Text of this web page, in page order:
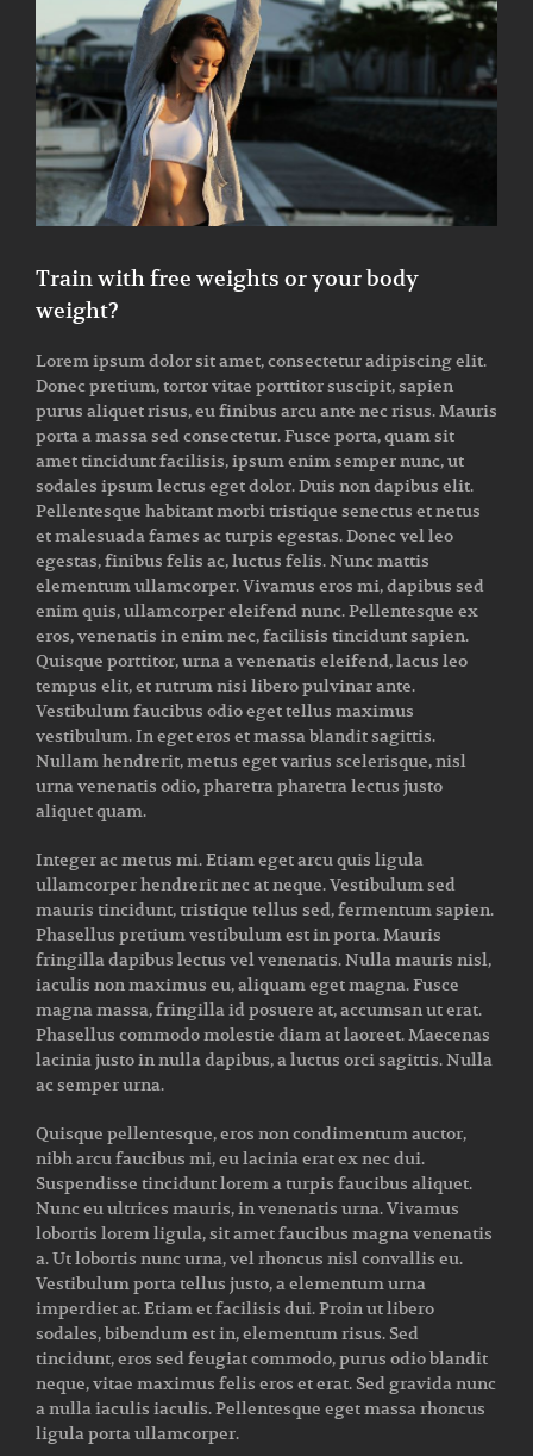
Larger
Image
Train with free weights or your body
weight?
Lorem ipsum dolor sit amet, consectetur adipiscing elit.
Donec pretium, tortor vitae porttitor suscipit, sapien
purus aliquet risus, eu finibus arcu ante nec risus. Mauris
porta a massa sed consectetur. Fusce porta, quam sit
amet tincidunt facilisis, ipsum enim semper nunc, ut
sodales ipsum lectus eget dolor. Duis non dapibus elit.
Pellentesque habitant morbi tristique senectus et netus
et malesuada fames ac turpis egestas. Donec vel leo
egestas, finibus felis ac, luctus felis. Nunc mattis
elementum ullamcorper. Vivamus eros mi, dapibus sed
enim quis, ullamcorper eleifend nunc. Pellentesque ex
eros, venenatis in enim nec, facilisis tincidunt sapien.
Quisque porttitor, urna a venenatis eleifend, lacus leo
tempus elit, et rutrum nisi libero pulvinar ante.
Vestibulum faucibus odio eget tellus maximus
vestibulum. In eget eros et massa blandit sagittis.
Nullam hendrerit, metus eget varius scelerisque, nisl
urna venenatis odio, pharetra pharetra lectus justo
aliquet quam.
Integer ac metus mi. Etiam eget arcu quis ligula
ullamcorper hendrerit nec at neque. Vestibulum sed
mauris tincidunt, tristique tellus sed, fermentum sapien.
Phasellus pretium vestibulum est in porta. Mauris
fringilla dapibus lectus vel venenatis. Nulla mauris nisl,
iaculis non maximus eu, aliquam eget magna. Fusce
magna massa, fringilla id posuere at, accumsan ut erat.
Phasellus commodo molestie diam at laoreet. Maecenas
lacinia justo in nulla dapibus, a luctus orci sagittis. Nulla
ac semper urna.
Quisque pellentesque, eros non condimentum auctor,
nibh arcu faucibus mi, eu lacinia erat ex nec dui.
Suspendisse tincidunt lorem a turpis faucibus aliquet.
Nunc eu ultrices mauris, in venenatis urna. Vivamus
lobortis lorem ligula, sit amet faucibus magna venenatis
a. Ut lobortis nunc urna, vel rhoncus nisl convallis eu.
Vestibulum porta tellus justo, a elementum urna
imperdiet at. Etiam et facilisis dui. Proin ut libero
sodales, bibendum est in, elementum risus. Sed
tincidunt, eros sed feugiat commodo, purus odio blandit
neque, vitae maximus felis eros et erat. Sed gravida nunc
a nulla iaculis iaculis. Pellentesque eget massa rhoncus
ligula porta ullamcorper.